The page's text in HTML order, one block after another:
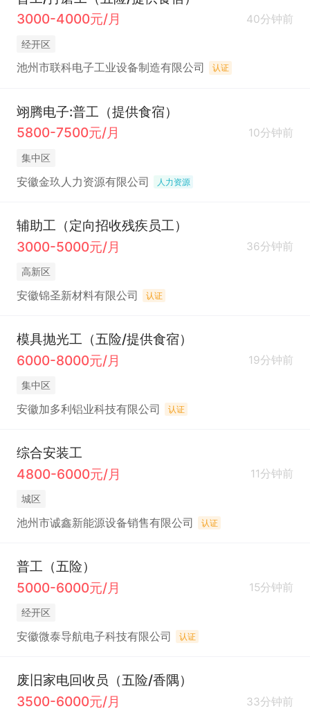
3000-4000元/月
40分钟前
经开区
池州市联科电子工业设备制造有限公司 认证
翊腾电子:普工（提供食宿）
5800-7500元/月
10分钟前
集中区
安徽金玖人力资源有限公司 人力资源
辅助工（定向招收残疾员工）
3000-5000元/月
36分钟前
高新区
安徽锦圣新材料有限公司 认证
模具抛光工（五险/提供食宿）
6000-8000元/月
19分钟前
集中区
安徽加多利铝业科技有限公司 认证
综合安装工
4800-6000元/月
11分钟前
城区
池州市诚鑫新能源设备销售有限公司 认证
普工（五险）
5000-6000元/月
15分钟前
经开区
安徽微泰导航电子科技有限公司 认证
废旧家电回收员（五险/香隅）
3500-6000元/月
33分钟前